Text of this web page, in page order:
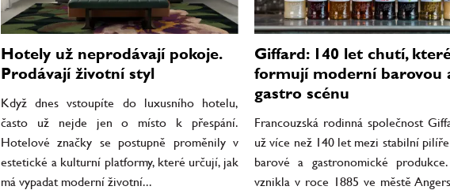
Hotely už neprodávají pokoje.
Prodávají životní styl
Když dnes vstoupíte do luxusního hotelu,
často už nejde jen o místo k přespání.
Hotelové značky se postupně proměnily v
estetické a kulturní platformy, které určují, jak
má vypadat moderní životní...
Giffard: 140 let chutí,
formují moderní barovou
gastro scénu
Francouzská rodinná společnost
už více než 140 let mezi stabilní
barové a gastronomické
vznikla v roce 1885 ve městě